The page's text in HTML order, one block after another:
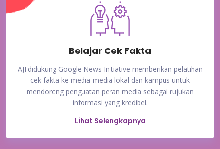
Belajar Cek Fakta
AJI didukung Google News Initiative memberikan pelatihan
cek fakta ke media-media lokal dan kampus untuk
mendorong penguatan peran media sebagai rujukan
informasi yang kredibel.
Lihat Selengkapnya